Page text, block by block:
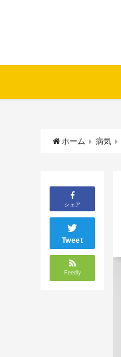
ホーム 病気
シェア
Tweet
Feedly